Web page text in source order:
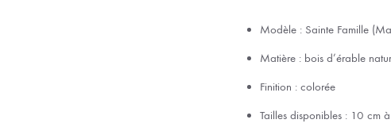
Modèle : Sainte Famille
Matière : bois d’érable
Finition : colorée
Tailles disponibles : 10 cm